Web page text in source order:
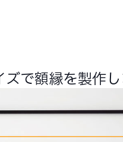
で額縁を製作し